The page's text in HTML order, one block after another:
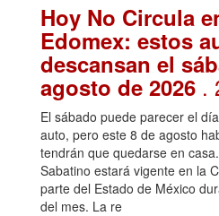
Hoy No Circula
Edomex: estos
descansan el
agosto de 2026 .
El sábado puede parecer el
auto, pero este 8 de agosto
tendrán que quedarse en
Sabatino estará vigente en la
parte del Estado de México
del mes. La re